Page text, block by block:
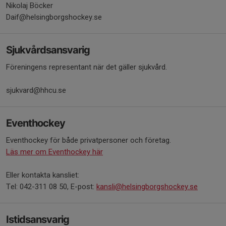
Nikolaj Böcker
Daif@helsingborgshockey.se
Sjukvårdsansvarig
Föreningens representant när det gäller sjukvård.
sjukvard@hhcu.se
Eventhockey
Eventhockey för både privatpersoner och företag.
Läs mer om Eventhockey här
Eller kontakta kansliet:
Tel: 042-311 08 50, E-post: kansli@helsingborgshockey.se
Istidsansvarig